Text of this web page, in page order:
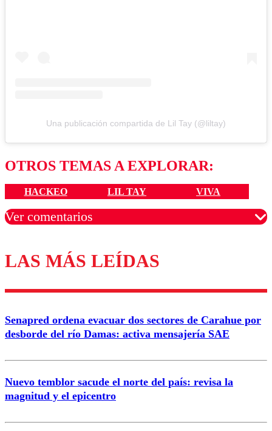
Una publicación compartida de Lil Tay (@liltay)
OTROS TEMAS A EXPLORAR:
HACKEO LIL TAY VIVA
Ver comentarios
Los comentarios son moderados para garantizar un
diálogo respetuoso.
Correo
LAS MÁS LEÍDAS
Senapred ordena evacuar dos sectores de Carahue por
desborde del río Damas: activa mensajería SAE
Nuevo temblor sacude el norte del país: revisa la
magnitud y el epicentro